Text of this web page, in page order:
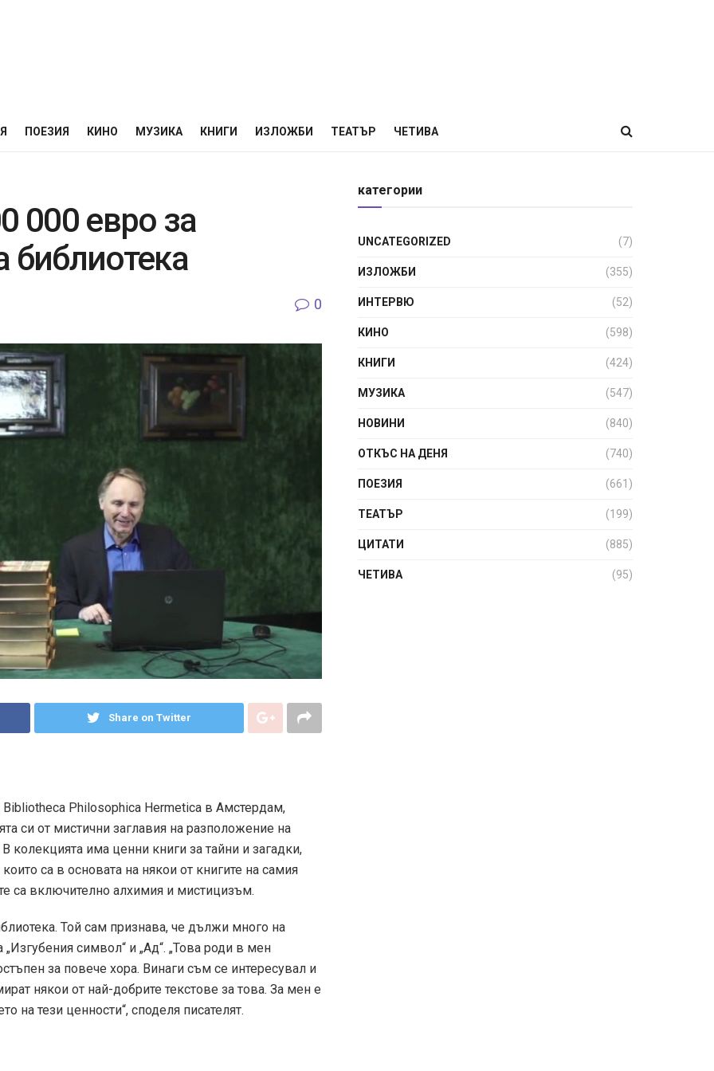
ПОЕЗИЯ КИНО МУЗИКА КНИГИ ИЗЛОЖБИ ТЕАТЪР ЧЕТИВА
000 евро за
библиотека
0
Share on Twitter
Bibliotheca Philosophica Hermetica в Амстердам,
си от мистични заглавия на разположение на
колекцията има ценни книги за тайни и загадки,
са в основата на някои от книгите на самия
са включително алхимия и мистицизъм.
Той сам признава, че дължи много на
символ“ и „Ад“. „Това роди в мен
за повече хора. Винаги съм се интересувал и
някои от най-добрите текстове за това. За мен е
на тези ценности“, споделя писателят.
категории
UNCATEGORIZED (7)
ИЗЛОЖБИ (355)
ИНТЕРВЮ (52)
КИНО (598)
КНИГИ (424)
МУЗИКА (547)
НОВИНИ (840)
ОТКЪС НА ДЕНЯ (740)
ПОЕЗИЯ (661)
ТЕАТЪР (199)
ЦИТАТИ (885)
ЧЕТИВА (95)